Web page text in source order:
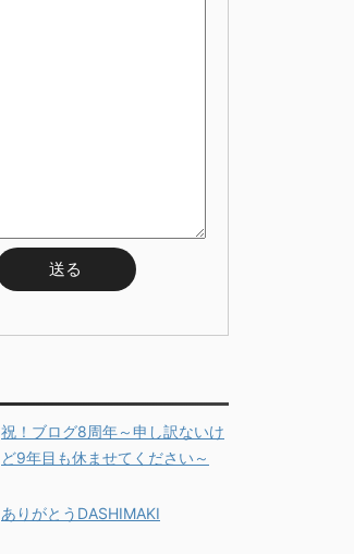
祝！ブログ8周年～申し訳ないけ
ど9年目も休ませてください～
ありがとうDASHIMAKI